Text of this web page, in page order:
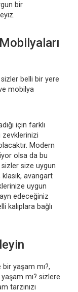
bir
belli bir yere
mobilya
için farklı
zevklerinizi
Modern
olsa da bu
size uygun
klasik, avangart
uygun
edeceğiniz
kalıplara bağlı
bir yaşam mı?,
mı? sizlere
tarzınızı